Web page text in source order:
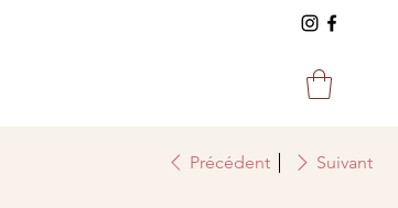
Précédent Suivant